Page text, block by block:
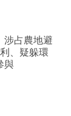
占農地避
、疑躲環
與